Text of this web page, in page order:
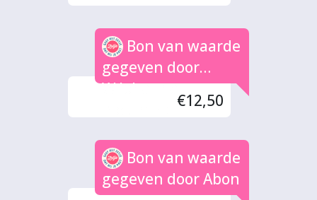
Bon van waarde
gegeven door
W.Johanna
€12,50
Bon van waarde
gegeven door Abon